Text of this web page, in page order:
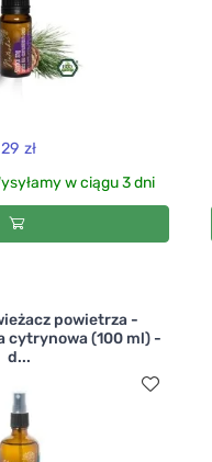
29 zł
w ciągu 3 dni
powietrza -
cytrynowa (100 ml) -
d...